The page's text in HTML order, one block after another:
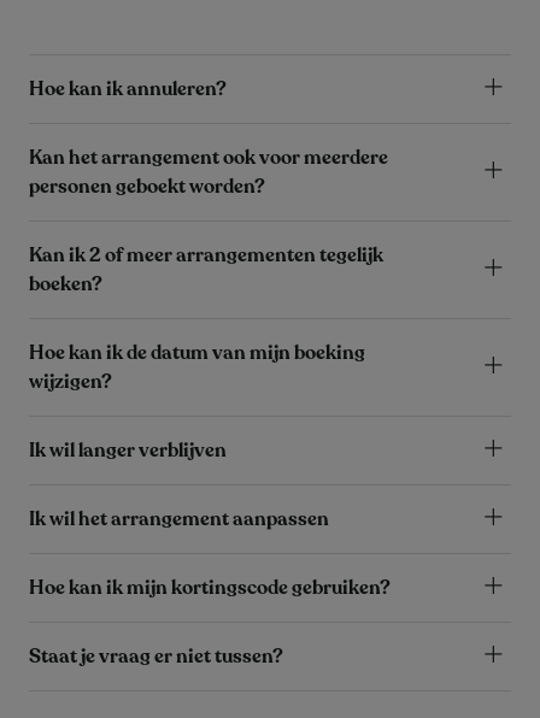
Hoe kan ik annuleren?
Kan het arrangement ook voor meerdere
personen geboekt worden?
Kan ik 2 of meer arrangementen tegelijk
boeken?
Hoe kan ik de datum van mijn boeking
wijzigen?
Ik wil langer verblijven
Ik wil het arrangement aanpassen
Hoe kan ik mijn kortingscode gebruiken?
Staat je vraag er niet tussen?